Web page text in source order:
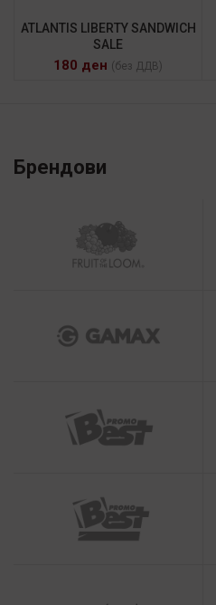
ATLANTIS LIBERTY SANDWICH
SALE
180 ден (без ДДВ)
Брендови